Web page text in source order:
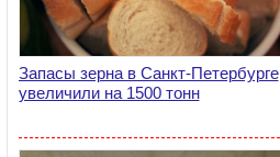
Запасы зерна в Санкт-Петербурге
увеличили на 1500 тонн